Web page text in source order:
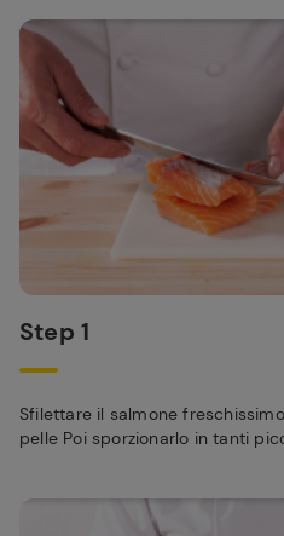
Step 1
Sfilettare il salmone
pelle Poi sporzionarlo in tanti